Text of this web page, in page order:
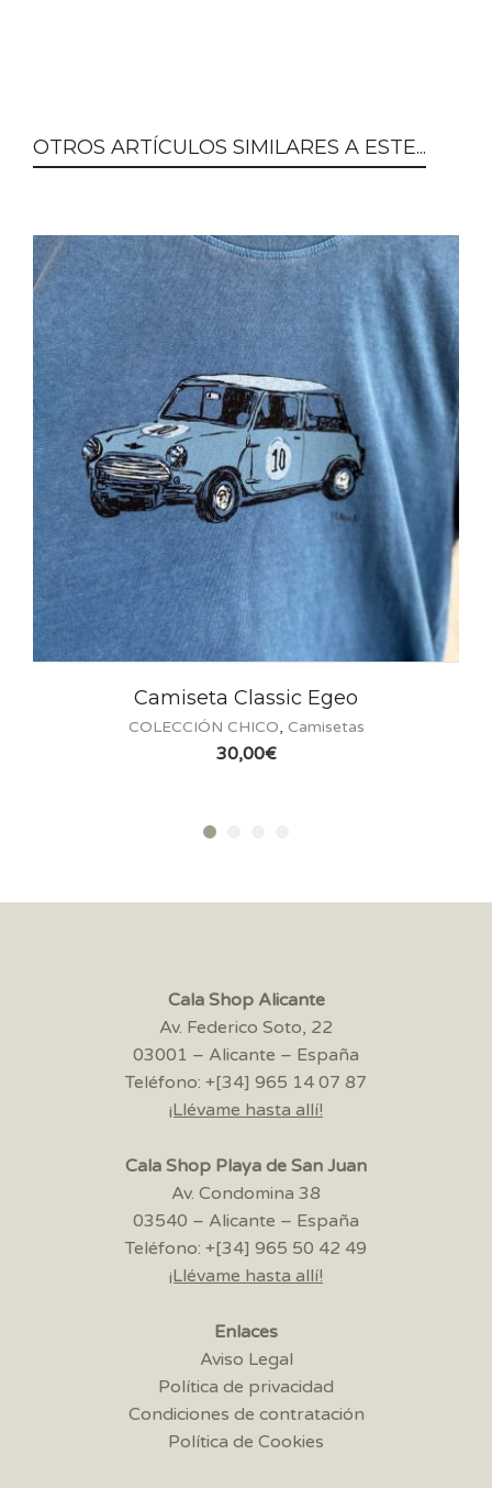
OTROS ARTÍCULOS SIMILARES A ESTE...
Camiseta Classic Egeo
COLECCIÓN CHICO, Camisetas
30,00€
Cala Shop Alicante
Av. Federico Soto, 22
03001 – Alicante – España
Teléfono: +[34] 965 14 07 87
¡Llévame hasta allí!
Cala Shop Playa de San Juan
Av. Condomina 38
03540 – Alicante – España
Teléfono: +[34] 965 50 42 49
¡Llévame hasta allí!
Enlaces
Aviso Legal
Política de privacidad
Condiciones de contratación
Política de Cookies